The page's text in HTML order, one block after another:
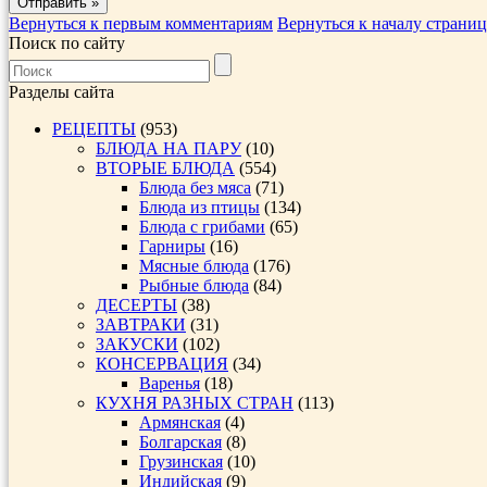
Вернуться к первым комментариям Вернуться к началу
Поиск по сайту
Разделы сайта
РЕЦЕПТЫ (953)
БЛЮДА НА ПАРУ(10)
ВТОРЫЕ БЛЮДА (554)
Блюда без мяса (71)
Блюда из птицы (134)
Блюда с грибами (65)
Гарниры (16)
Мясные блюда (176)
Рыбные блюда (84)
ДЕСЕРТЫ (38)
ЗАВТРАКИ (31)
ЗАКУСКИ (102)
КОНСЕРВАЦИЯ (34)
Варенья (18)
КУХНЯ РАЗНЫХ СТРАН (113)
Армянская (4)
Болгарская (8)
Грузинская (10)
Индийская (9)